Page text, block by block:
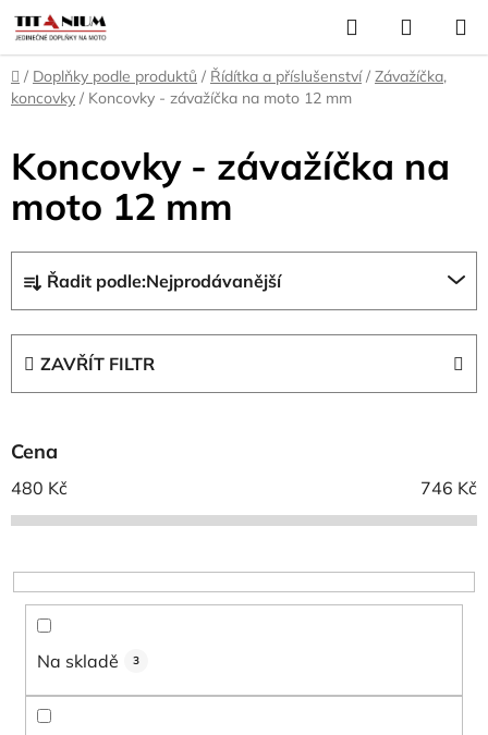
Přejít
na
obsah
Hledat
KOŠÍK
Domů
/ Doplňky podle produktů / Řídítka a příslušenství / Závažíčka,
koncovky / Koncovky - závažíčka na moto 12 mm
Koncovky - závažíčka na
moto 12 mm
a
z
r
o
d
k
Řadit podle:Nejprodávanější
ZAVŘÍT FILTR
Cena
480 Kč 746 Kč
Na skladě 3